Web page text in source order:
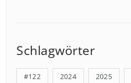
Schlagwörter
#122 2024 2025